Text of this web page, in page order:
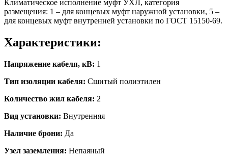
Климатическое исполнение муфт УХЛ, категория
размещения: 1 – для концевых муфт наружной установки, 5 –
для концевых муфт внутренней установки по ГОСТ 15150-69.
Характеристики:
Напряжение кабеля, кВ: 1
Тип изоляции кабеля: Сшитый полиэтилен
Количество жил кабеля: 2
Вид установки: Внутренняя
Наличие брони: Да
Узел заземления: Непаяный